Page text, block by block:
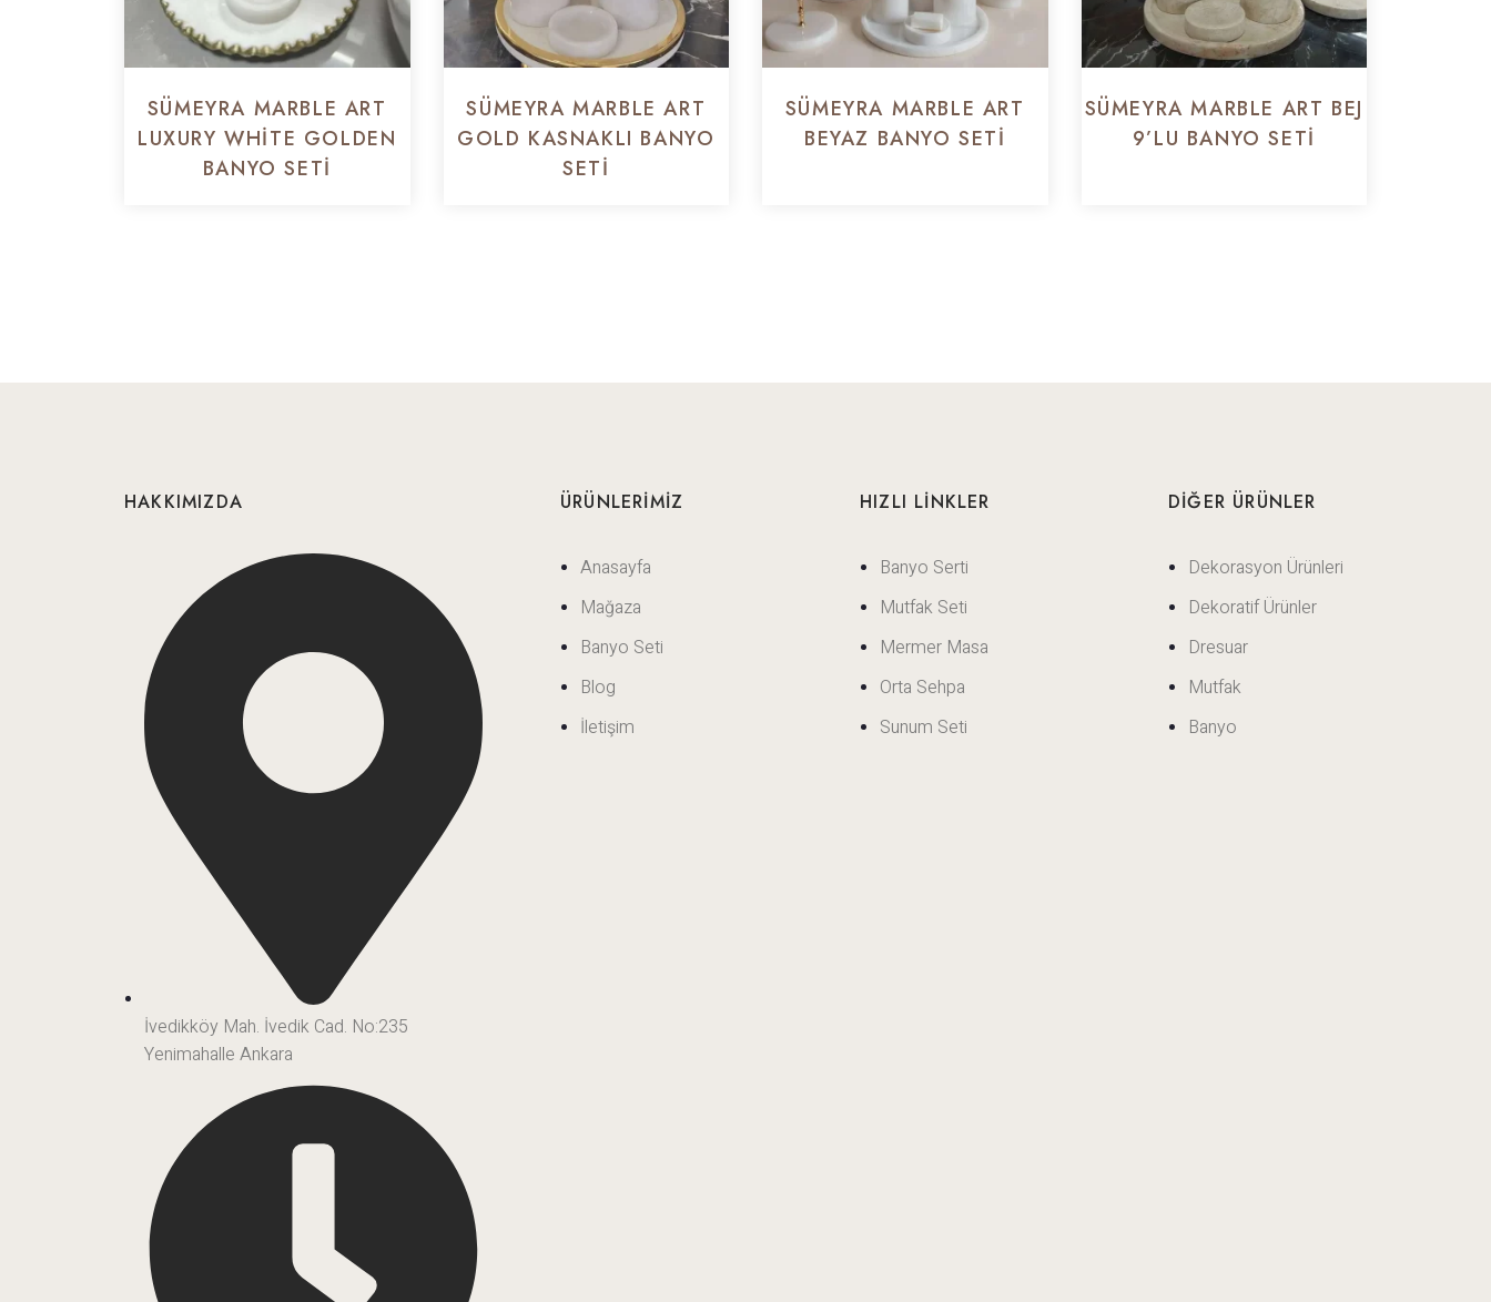
SÜMEYRA MARBLE ART
LUXURY WHITE GOLDEN
BANYO SETI
SÜMEYRA MARBLE ART
GOLD KASNAKLI BANYO
SETI
SÜMEYRA MARBLE ART
BEYAZ BANYO SETI
SÜMEYRA MARBLE ART BEJ
9’LU BANYO SETI
HAKKIMIZDA
İvedikköy Mah. İvedik Cad. No:235
Yenimahalle Ankara
ÜRÜNLERİMİZ
Anasayfa
Mağaza
Banyo Seti
Blog
İletişim
HIZLI LİNKLER
Banyo Serti
Mutfak Seti
Mermer Masa
Orta Sehpa
Sunum Seti
DIĞER ÜRÜNLER
Dekorasyon Ürünleri
Dekoratif Ürünler
Dresuar
Mutfak
Banyo